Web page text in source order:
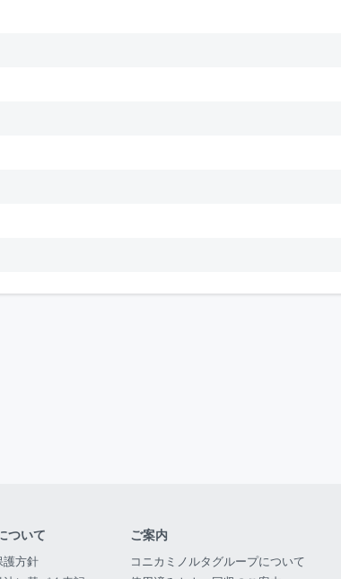
ついて
護方針
ご案内
コニカミノルタグループについて